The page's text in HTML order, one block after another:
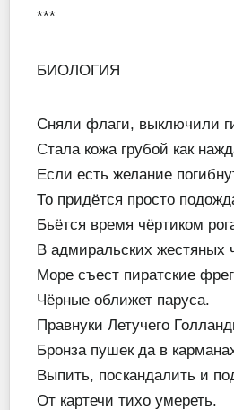
***
БИОЛОГИЯ
Сняли флаги, выключили
Стала кожа грубой как
Если есть желание
То придётся просто
Бьётся время чёртиком
В адмиральских жестяных
Море съест пиратские
Чёрные оближет паруса.
Правнуки Летучего
Бронза пушек да в
Выпить, поскандалить и
От картечи тихо умереть.